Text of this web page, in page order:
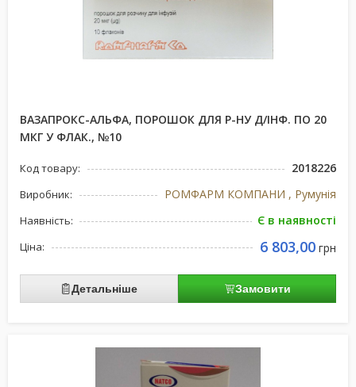
ВАЗАПРОКС-АЛЬФА, ПОРОШОК ДЛЯ Р-НУ Д/ІНФ. ПО 20
МКГ У ФЛАК., №10
Код товару: 2018226
Виробник: РОМФАРМ КОМПАНИ , Румунія
Наявність: Є в наявності
Ціна: 6 803,00 грн
Детальніше Замовити